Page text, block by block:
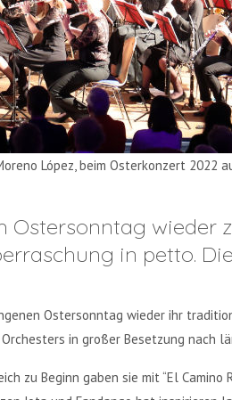
López, beim Osterkonzert 2022
Ostersonntag wieder
in petto.
Ostersonntag wieder ihr
in großer Besetzung nach
zu Beginn gaben sie mit “El Camino